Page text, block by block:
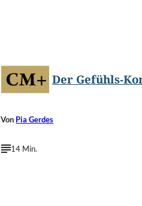
Der Gefühls-
Von Pia Gerdes
14 Min.